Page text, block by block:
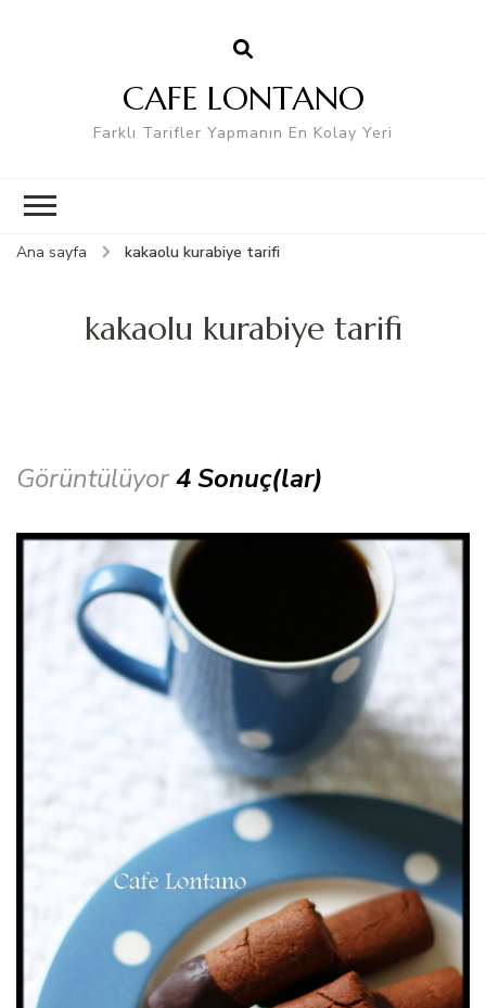
CAFE LONTANO
Farklı Tarifler Yapmanın En Kolay Yeri
Ana sayfa kakaolu kurabiye tarifi
kakaolu kurabiye tarifi
Görüntülüyor4 Sonuç(lar)